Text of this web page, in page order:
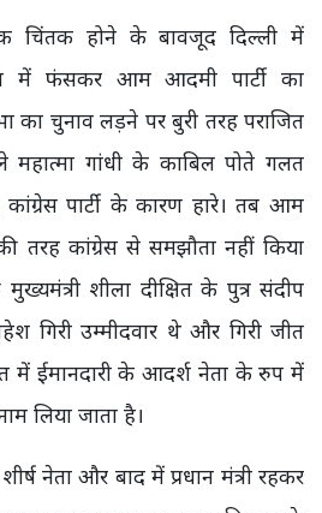
चिंतक होने के बावजूद दिल्ली में
में फंसकर आम आदमी पार्टी का
का चुनाव लड़ने पर बुरी तरह पराजित
महात्मा गांधी के काबिल पोते गलत
कांग्रेस पार्टी के कारण हारे। तब आम
तरह कांग्रेस से समझौता नहीं किया
शीला दीक्षित के पुत्र संदीप
गिरी उम्मीदवार थे और गिरी जीत
में ईमानदारी के आदर्श नेता के रुप में
लिया जाता है।
नेता और बाद में प्रधान मंत्री रहकर